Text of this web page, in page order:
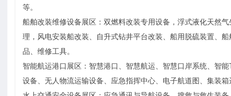
等。
船舶改装维修设备展区：双燃料改装专用设备，浮式液化天然
理，风电安装船改装、自升式钻井平台改装、船用脱硫装置、
品、维修工具。
智能航运港口展区：智慧港口、智慧航运、智慧口岸系统、智
设备、无人物流运输设备、应急指挥中心、电子航道图、集装